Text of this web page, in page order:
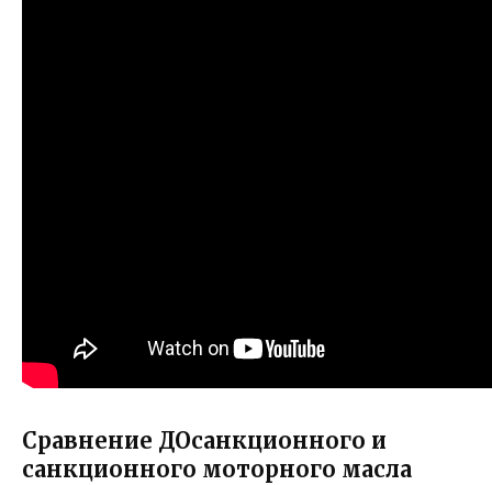
Сравнение ДОсанкционного и
санкционного моторного масла